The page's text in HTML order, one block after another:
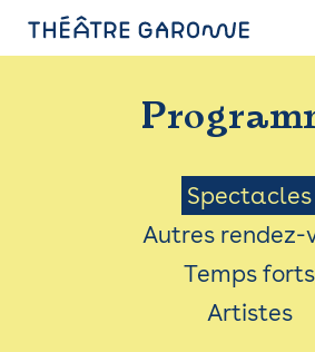
PROGRAMME
INFOS PRATIQUES
AVEC LES PUBLICS
ACCESSIBILITÉ
LES PRODUCTIONS
Menu
Saison
Spectacles
Autres rendez-
Temps forts
Artistes